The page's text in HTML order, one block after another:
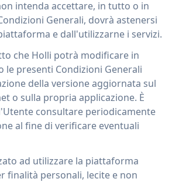
intenda accettare, in tutto o in
Generali, dovrà astenersi
e dall'utilizzarne i servizi.
che Holli potrà modificare in
le presenti Condizioni Generali
della versione aggiornata sul
o sulla propria applicazione. È
consultare periodicamente
al fine di verificare eventuali
ad utilizzare la piattaforma
finalità personali, lecite e non